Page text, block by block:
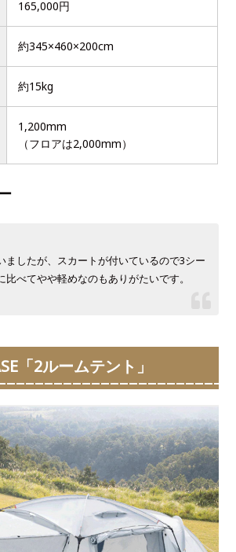
165,000円
約345×460×200cm
約15kg
1,200mm
（フロアは2,000mm）
ましたが、スカートが付いているので3シー
比べてやや軽めなのもありがたいです。
「2ルームテント」